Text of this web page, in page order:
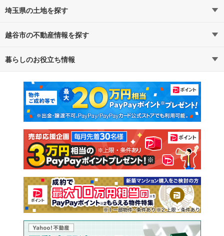
埼玉県の土地を探す
路線・駅から探す
通勤・通学時間から探す
越谷市の不動産情報を探す
不動産・住宅
新築マンション 中古マンション
新築一戸建て 中古一戸建て
注文住宅 土地
売却査定
暮らしのお役立ち情報
マンションカタログ 教えて！住まいの先生